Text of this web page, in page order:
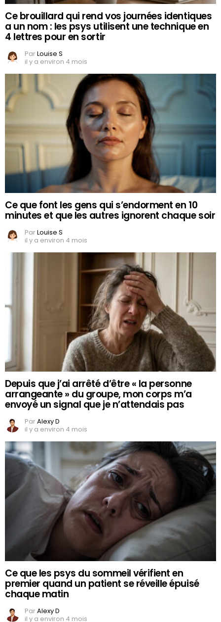
Ce brouillard qui rend vos journées identiques
a un nom : les psys utilisent une technique en
4 lettres pour en sortir
ParLouise S
il y a environ 4 mois
Ce que font les gens qui s’endorment en 10
minutes et que les autres ignorent chaque soir
ParLouise S
il y a environ 4 mois
Depuis que j’ai arrêté d’être « la personne
arrangeante » du groupe, mon corps m’a
envoyé un signal que je n’attendais pas
ParAlexy D
il y a environ 4 mois
Ce que les psys du sommeil vérifient en
premier quand un patient se réveille épuisé
chaque matin
ParAlexy D
il y a environ 4 mois